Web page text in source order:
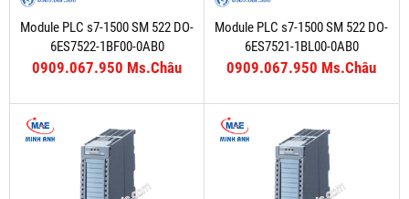
Module PLC s7-1500 SM 522 DO-
6ES7522-1BF00-0AB0
0909.067.950 Ms.Châu
Module PLC s7-1500 SM 522 DO-
6ES7521-1BL00-0AB0
0909.067.950 Ms.Châu